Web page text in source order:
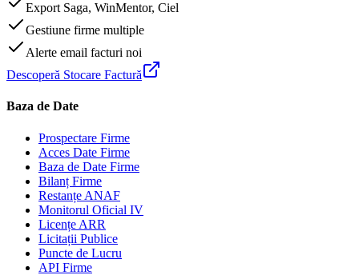
Export Saga, WinMentor, Ciel
Gestiune firme multiple
Alerte email facturi noi
Descoperă Stocare Factură
Baza de Date
Prospectare Firme
Acces Date Firme
Baza de Date Firme
Bilanț Firme
Restanțe ANAF
Monitorul Oficial IV
Licențe ARR
Licitații Publice
Puncte de Lucru
API Firme